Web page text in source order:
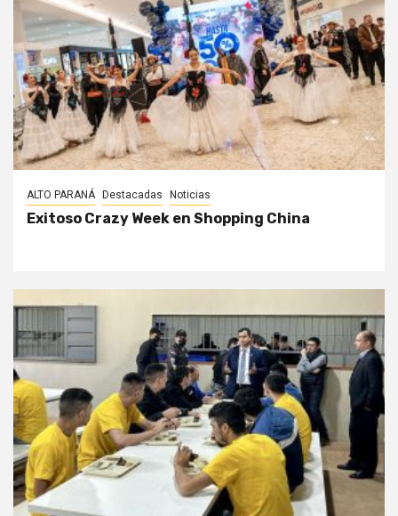
ALTO PARANÁ Destacadas Noticias
Exitoso Crazy Week en Shopping China